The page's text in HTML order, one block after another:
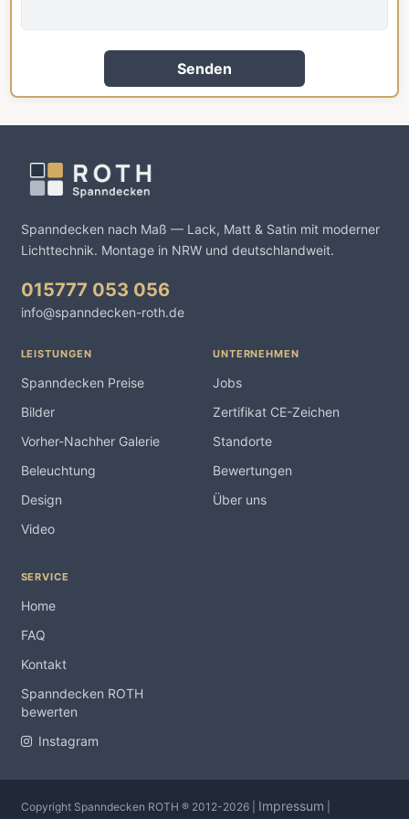
Senden
Spanndecken nach Maß — Lack, Matt & Satin mit moderner
Lichttechnik. Montage in NRW und deutschlandweit.
015777 053 056
info@spanndecken-roth.de
LEISTUNGEN
Spanndecken Preise
Bilder
Vorher-Nachher Galerie
Beleuchtung
Design
Video
UNTERNEHMEN
Jobs
Zertifikat CE-Zeichen
Standorte
Bewertungen
Über uns
SERVICE
Home
FAQ
Kontakt
Spanndecken ROTH
bewerten
Instagram
Copyright Spanndecken ROTH ® 2012-2026 | Impressum